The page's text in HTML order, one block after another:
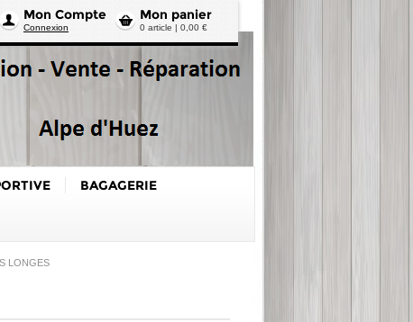
Mon panier
0 article | 0,00 €
Mon Compte
Connexion
BAGAGERIE
LONGES